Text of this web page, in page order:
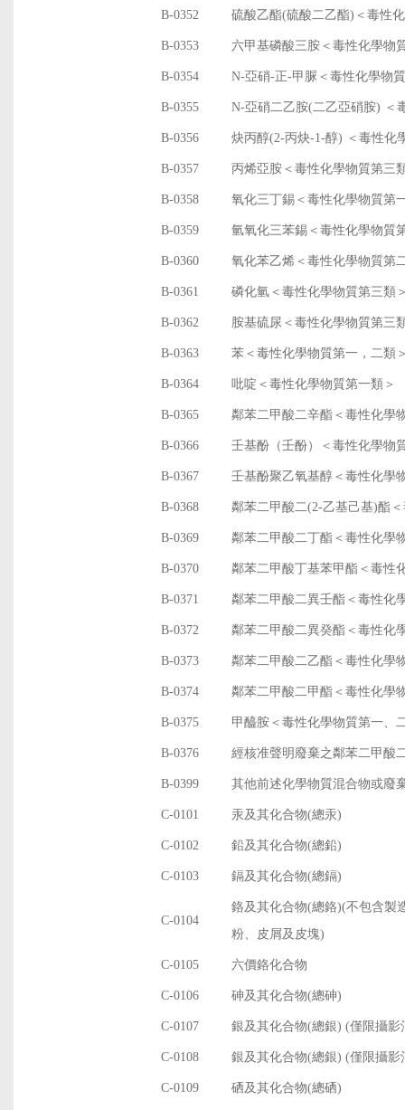
B-0352 硫酸乙酯(硫酸二乙酯)＜毒性
B-0353 六甲基磷酸三胺＜毒性化學物
B-0354 N-亞硝-正-甲脲＜毒性化學物
B-0355 N-亞硝二乙胺(二乙亞硝胺) ＜
B-0356 炔丙醇(2-丙炔-1-醇) ＜毒性化
B-0357 丙烯亞胺＜毒性化學物質第三
B-0358 氧化三丁錫＜毒性化學物質第
B-0359 氫氧化三苯錫＜毒性化學物質
B-0360 氧化苯乙烯＜毒性化學物質第
B-0361 磷化氫＜毒性化學物質第三類
B-0362 胺基硫尿＜毒性化學物質第三
B-0363 苯＜毒性化學物質第一，二類
B-0364 吡啶＜毒性化學物質第一類＞
B-0365 鄰苯二甲酸二辛酯＜毒性化學
B-0366 壬基酚（壬酚）＜毒性化學物
B-0367 壬基酚聚乙氧基醇＜毒性化學
B-0368 鄰苯二甲酸二(2-乙基己基)酯
B-0369 鄰苯二甲酸二丁酯＜毒性化學
B-0370 鄰苯二甲酸丁基苯甲酯＜毒性
B-0371 鄰苯二甲酸二異壬酯＜毒性化
B-0372 鄰苯二甲酸二異癸酯＜毒性化
B-0373 鄰苯二甲酸二乙酯＜毒性化學
B-0374 鄰苯二甲酸二甲酯＜毒性化學
B-0375 甲醯胺＜毒性化學物質第一、
B-0376 經核准聲明廢棄之鄰苯二甲酸
B-0399 其他前述化學物質混合物或廢
C-0101 汞及其化合物(總汞)
C-0102 鉛及其化合物(總鉛)
C-0103 鎘及其化合物(總鎘)
C-0104
鉻及其化合物(總鉻)(不包含製
粉、皮屑及皮塊)
C-0105 六價鉻化合物
C-0106 砷及其化合物(總砷)
C-0107 銀及其化合物(總銀) (僅限攝
C-0108 銀及其化合物(總銀) (僅限攝
C-0109 硒及其化合物(總硒)